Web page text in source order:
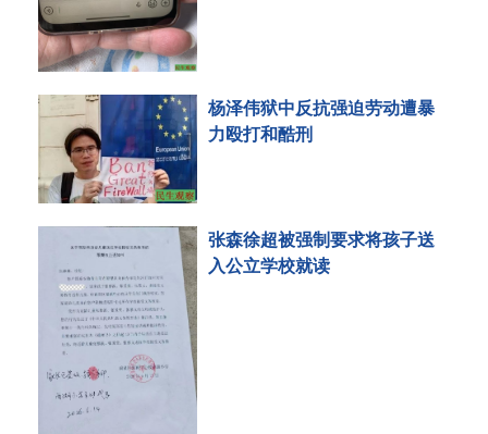
杨泽伟狱中反抗强迫劳动遭暴
力殴打和酷刑
张森徐超被强制要求将孩子送
入公立学校就读